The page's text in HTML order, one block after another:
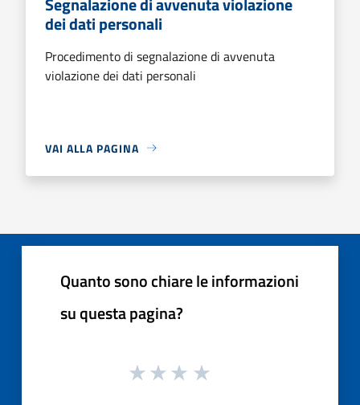
dei dati personali
Procedimento di segnalazione di avvenuta
violazione dei dati personali
VAI ALLA PAGINA
Quanto sono chiare le informazioni
su questa pagina?